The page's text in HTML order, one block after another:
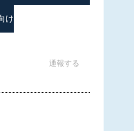
け
通報する